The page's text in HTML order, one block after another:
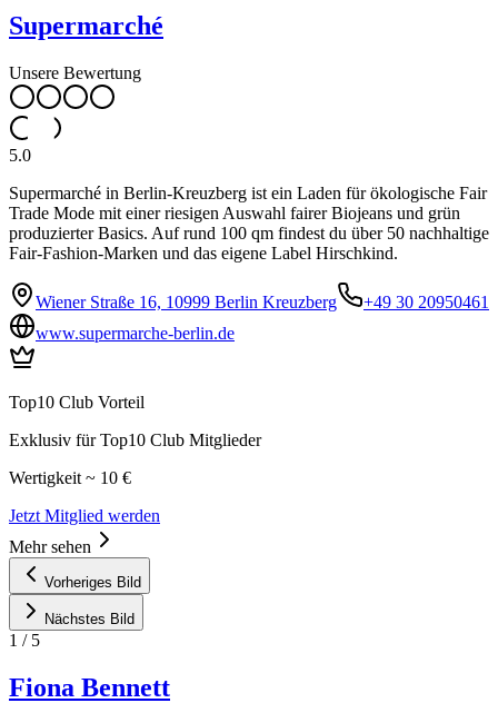
Supermarché
Unsere Bewertung
5.0
Supermarché in Berlin-Kreuzberg ist ein Laden für ökologische Fair
Trade Mode mit einer riesigen Auswahl fairer Biojeans und grün
produzierter Basics. Auf rund 100 qm findest du über 50 nachhaltige
Fair-Fashion-Marken und das eigene Label Hirschkind.
Wiener Straße 16, 10999 Berlin Kreuzberg
+49 30 20950461
www.supermarche-berlin.de
Top10 Club Vorteil
Exklusiv für Top10 Club Mitglieder
Wertigkeit ~ 10 €
Jetzt Mitglied werden
Mehr sehen
Vorheriges Bild
Nächstes Bild
1 / 5
Fiona Bennett